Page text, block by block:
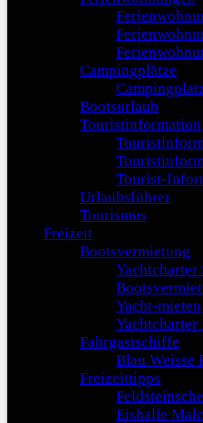
Campingplätze
Bootsurlaub
Touristinformation
Tourist-
Urlaubsführer
Tourismus
Freizeit
Bootsvermietung
Yachtcharter
Yacht-mieten
Yachtcharter
Fahrgastschiffe
Blau Weisse
Freizeittipps
Eishalle